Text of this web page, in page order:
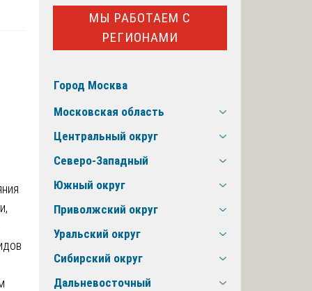
МЫ РАБОТАЕМ С
РЕГИОНАМИ
Город Москва
Московская область
Центральный округ
Северо-Западный
Южный округ
Приволжский округ
Уральский округ
Сибирский округ
Дальневосточный